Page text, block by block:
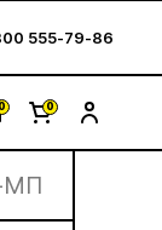
555-79-86
0 0